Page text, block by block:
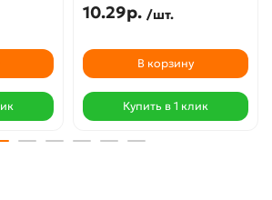
10.29р. /шт.
В корзину
Купить в 1 клик